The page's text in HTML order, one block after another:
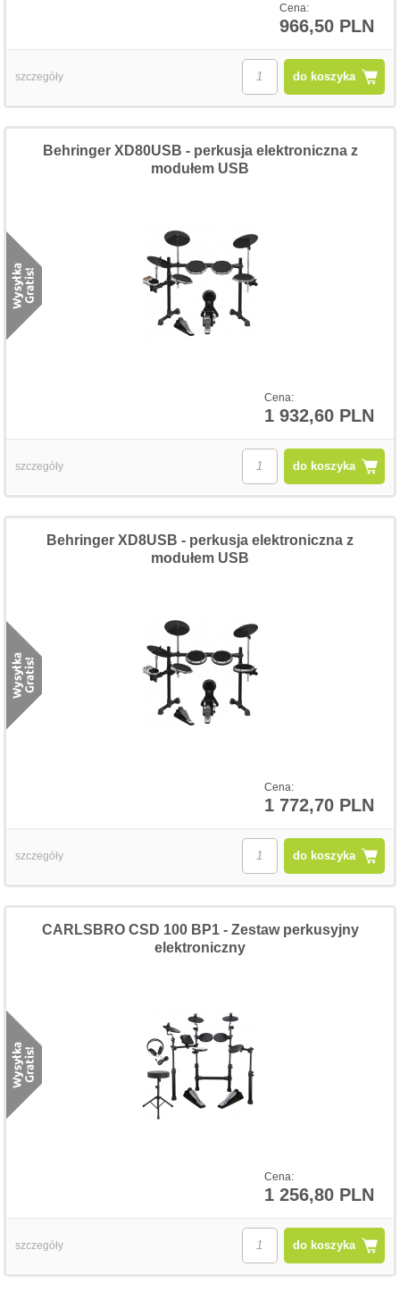
Cena:
966,50 PLN
do koszyka
szczegóły
Cena:
1 932,60 PLN
Behringer XD80USB - perkusja elektroniczna z
modułem USB
do koszyka
szczegóły
Cena:
1 772,70 PLN
Behringer XD8USB - perkusja elektroniczna z
modułem USB
do koszyka
szczegóły
Cena:
1 256,80 PLN
CARLSBRO CSD 100 BP1 - Zestaw perkusyjny
elektroniczny
do koszyka
szczegóły